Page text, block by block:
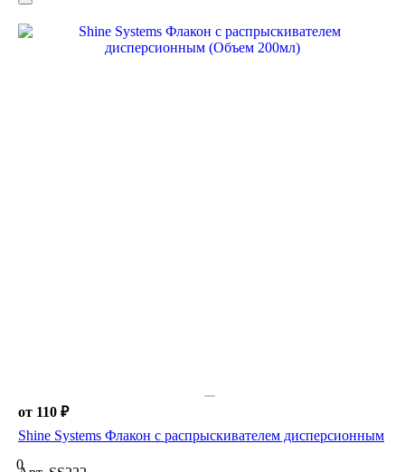
от 110 ₽
Shine Systems Флакон с распрыскивателем дисперсионным
0